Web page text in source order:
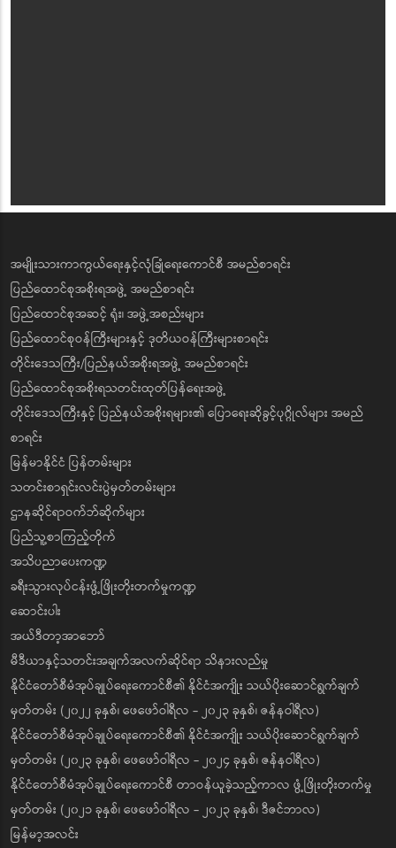
အမျိုးသားကာကွယ်ရေးနှင့်လုံခြုံရေးကောင်စီ အမည်စာရင်း
ပြည်ထောင်စုအစိုးရအဖွဲ့ အမည်စာရင်း
ပြည်ထောင်စုအဆင့် ရုံး၊ အဖွဲ့အစည်းများ
ပြည်ထောင်စုဝန်ကြီးများနှင့် ဒုတိယဝန်ကြီးများစာရင်း
တိုင်းဒေသကြီး/ပြည်နယ်အစိုးရအဖွဲ့ အမည်စာရင်း
ပြည်ထောင်စုအစိုးရသတင်းထုတ်ပြန်ရေးအဖွဲ့
တိုင်းဒေသကြီးနှင့် ပြည်နယ်အစိုးရများ၏ ပြောရေးဆိုခွင့်ပုဂ္ဂိုလ်များ အမည်
စာရင်း
မြန်မာနိုင်ငံ ပြန်တမ်းများ
သတင်းစာရှင်းလင်းပွဲမှတ်တမ်းများ
ဌာနဆိုင်ရာဝက်ဘ်ဆိုက်များ
ပြည်သူ့စာကြည့်တိုက်
အသိပညာပေးကဏ္ဍ
ခရီးသွားလုပ်ငန်းဖွံ့ဖြိုးတိုးတက်မှုကဏ္ဍ
ဆောင်းပါး
အယ်ဒီတာ့အာဘော်
မီဒီယာနှင့်သတင်းအချက်အလက်ဆိုင်ရာ သိနားလည်မှု
နိုင်ငံတော်စီမံအုပ်ချုပ်ရေးကောင်စီ၏ နိုင်ငံအကျိုး သယ်ပိုးဆောင်ရွက်ချက်
မှတ်တမ်း (၂၀၂၂ ခုနှစ်၊ ဖေဖော်ဝါရီလ - ၂၀၂၃ ခုနှစ်၊ ဇန်နဝါရီလ)
နိုင်ငံတော်စီမံအုပ်ချုပ်ရေးကောင်စီ၏ နိုင်ငံအကျိုး သယ်ပိုးဆောင်ရွက်ချက်
မှတ်တမ်း (၂၀၂၃ ခုနှစ်၊ ဖေဖော်ဝါရီလ - ၂၀၂၄ ခုနှစ်၊ ဇန်နဝါရီလ)
နိုင်ငံတော်စီမံအုပ်ချုပ်ရေးကောင်စီ တာဝန်ယူခဲ့သည့်ကာလ ဖွံ့ဖြိုးတိုးတက်မှု
မှတ်တမ်း (၂၀၂၁ ခုနှစ်၊ ဖေဖော်ဝါရီလ - ၂၀၂၃ ခုနှစ်၊ ဒီဇင်ဘာလ)
မြန်မာ့အလင်း